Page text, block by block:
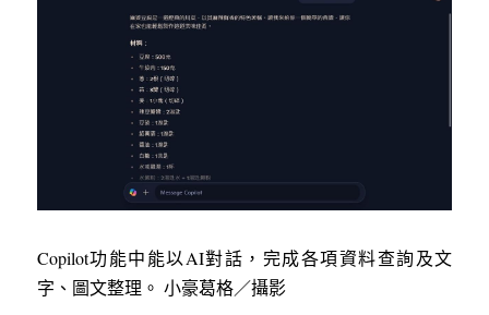
Copilot功能中能以AI對話，完成各項資料查詢及文
字、圖文整理。 小豪葛格／攝影